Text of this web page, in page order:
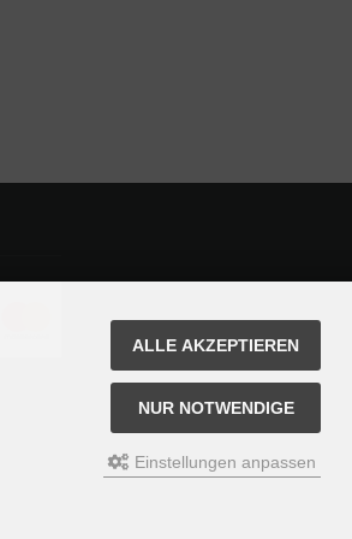
ALLE AKZEPTIEREN
NUR NOTWENDIGE
Einstellungen anpassen